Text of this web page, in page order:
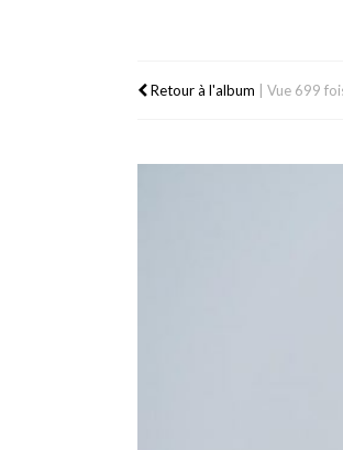
Retour à l'album Vue 699